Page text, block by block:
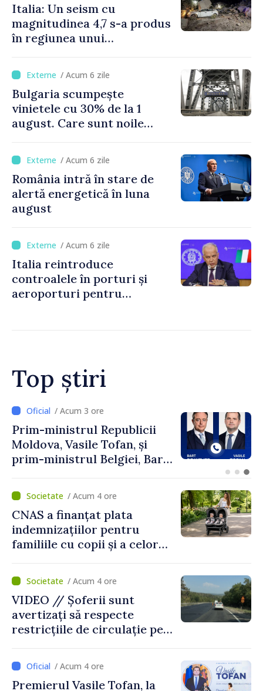
Italia: Un seism cu
magnitudinea 4,7 s-a produs
în regiunea unui
de Napoli
/ Acum 6 zile
Bulgaria scumpește
vinietele cu 30% de la 1
august. Care sunt noile
/ Acum 6 zile
România intră în stare de
alertă energetică în luna
august
/ Acum 6 zile
Italia reintroduce
controalele în porturi și
aeroporturi pentru
Top știri
/ Acum 2 ore
Perspectivele cooperării
moldo-turce, discutate de
Prim-ministrul Vasile Tofan
Uygar Mustafa Sertel
/ Acum 4 ore
CNAS a finanțat plata
indemnizațiilor pentru
familiile cu copii și a celor
temporară de muncă
/ Acum 4 ore
VIDEO // Șoferii sunt
avertizați să respecte
restricțiile de circulație pe
desfășoară lucrări de
reparație/ Acum 4 ore
Premierul Vasile Tofan, la